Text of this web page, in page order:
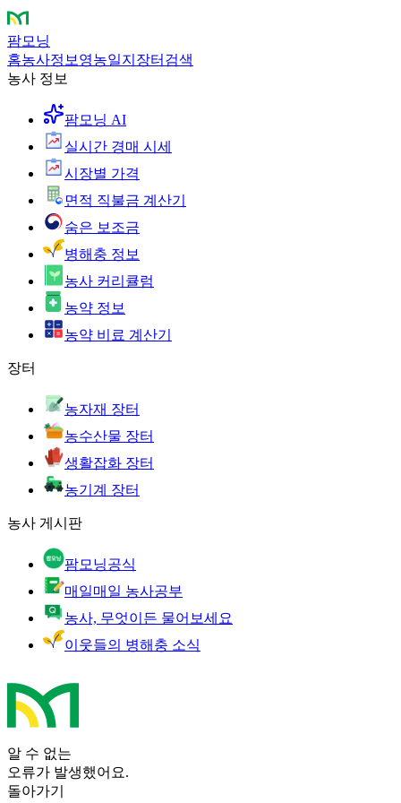
팜모닝
홈농사정보 영농일지 장터 검색
농사 정보
팜모닝 AI
실시간 경매 시세
시장별 가격
면적 직불금 계산기
숨은 보조금
병해충 정보
농사 커리큘럼
농약 정보
농약 비료 계산기
장터
농자재 장터
농수산물 장터
생활잡화 장터
농기계 장터
농사 게시판
팜모닝공식
매일매일 농사공부
농사, 무엇이든 물어보세요
이웃들의 병해충 소식
알 수 없는
오류가 발생했어요.
돌아가기